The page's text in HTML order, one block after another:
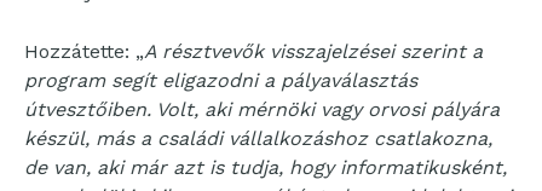
Hozzátette: „A résztvevők visszajelzései szerint a
program segít eligazodni a pályaválasztás
útvesztőiben. Volt, aki mérnöki vagy orvosi pályára
készül, más a családi vállalkozáshoz csatlakozna,
de van, aki már azt is tudja, hogy informatikusként,